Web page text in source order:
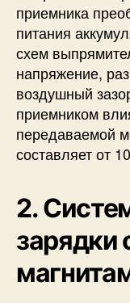
приемника
питания
схем
напряжение,
воздушный
приемником
передаваемой
составляет от
2.
зарядки